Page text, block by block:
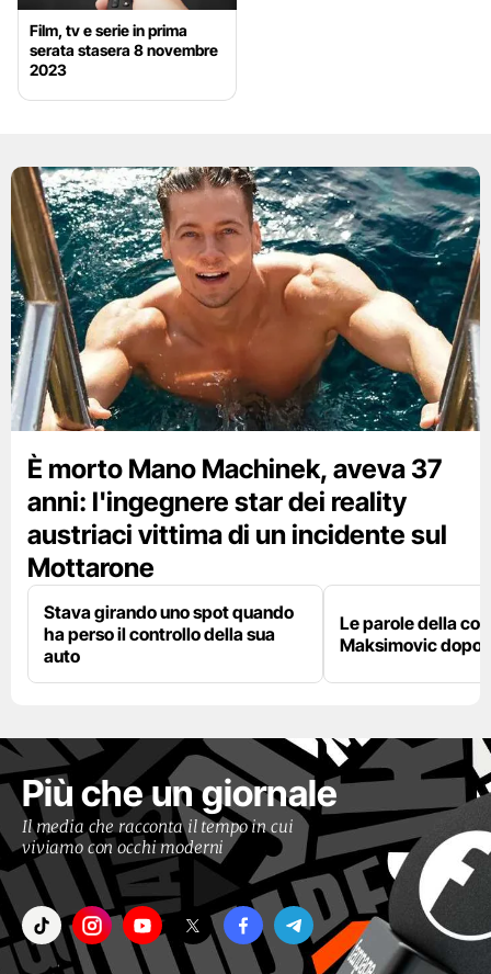
Film, tv e serie in prima
serata stasera 8 novembre
2023
È morto Mano Machinek, aveva 37
anni: l'ingegnere star dei reality
austriaci vittima di un incidente sul
Mottarone
Stava girando uno spot quando
ha perso il controllo della sua
auto
Le parole della
Maksimovic dopo
Più che un giornale
Il media che racconta il tempo in cui
viviamo con occhi moderni